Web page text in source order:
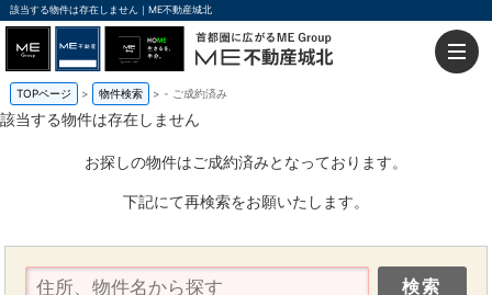
該当する物件は存在しません｜ME不動産城北
TOPページ 物件検索 - ご成約済み
該当する物件は存在しません
お探しの物件はご成約済みとなっております。
下記にて再検索をお願いたします。